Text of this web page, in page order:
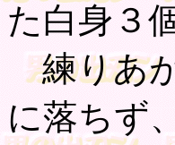
た白身３
練りあ
に落ちず